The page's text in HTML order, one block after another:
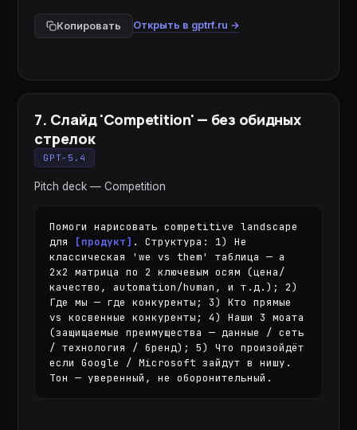
Копировать Открыть в gptrf.ru →
7. Слайд 'Competition' — без обидных
стрелок
GPT-5.4
Pitch deck — Competition
Помоги нарисовать competitive landscape
для [продукт] . Структура: 1) Не
классическая 'we vs them' таблица — а
2x2 матрица по 2 ключевым осям (цена/
качество, automation/human, и т.д.); 2)
Где мы — где конкуренты; 3) Кто прямые
vs косвенные конкуренты; 4) Наши 3 моата
(защищаемые преимущества — данные / сеть
/ технология / бренд); 5) Что произойдёт
если Google / Microsoft зайдут в нишу.
Тон — уверенный, не оборонительный.